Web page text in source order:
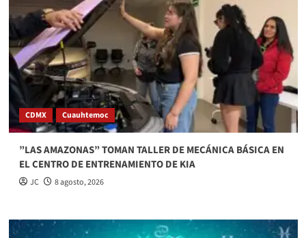
CDMX Cuauhtemoc
”LAS AMAZONAS” TOMAN TALLER DE MECÁNICA BÁSICA EN
EL CENTRO DE ENTRENAMIENTO DE KIA
JC 8 agosto, 2026